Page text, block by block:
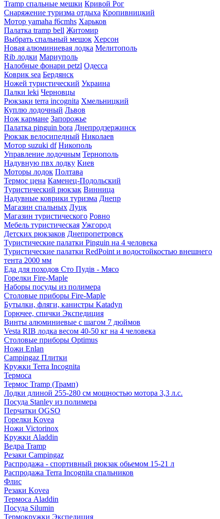
Tramp спальные мешки Кривой Рог
Снаряжение туризма отдыха Кропивницкий
Мотор yamaha f6cmhs Харьков
Палатка tramp bell Житомир
Выбрать спальный мешок Херсон
Новая алюминиевая лодка Мелитополь
Rib лодки Мариуполь
Налобные фонари petzl Одесса
Коврик sea Бердянск
Ножей туристический Украина
Палки leki Черновцы
Рюкзаки terra incognita Хмельницкий
Куплю лодочный Львов
Нож кармане Запорожье
Палатка pinguin bora Днепродзержинск
Рюкзак велосипедный Николаев
Мотор suzuki df Никополь
Управление лодочным Тернополь
Надувную пвх лодку Киев
Моторы лодок Полтава
Термос цена Каменец-Подольский
Туристический рюкзак Винница
Надувные коврики туризма Днепр
Магазин спальных Луцк
Магазин туристического Ровно
Мебель туристическая Ужгород
Детских рюкзаков Днепропетровск
Туристические палатки Pinguin на 4 человека
Туристические палатки RedPoint и водостойкостью внешнего
тента 2000 мм
Еда для походов Сто Пудів - Мясо
Горелки Fire-Maple
Наборы посуды из полимера
Столовые приборы Fire-Maple
Бутылки, фляги, канистры Katadyn
Горючее, спички Экспедиция
Винты алюминиевые с шагом 7 дюймов
Vesta RIB лодка весом 40-50 кг на 4 человека
Столовые приборы Optimus
Ножи Enlan
Campingaz Плитки
Кружки Terra Incognita
Термоса
Термос Tramp (Трамп)
Лодки длиной 255-280 см мощностью мотора 3,3 л.с.
Посуда Stanley из полимера
Перчатки OGSO
Горелки Kovea
Ножи Victorinox
Кружки Aladdin
Ведра Tramp
Резаки Campingaz
Распродажа - спортивный рюкзак обьемом 15-21 л
Распродажа Terra Incognita спальников
Флис
Резаки Kovea
Термоса Aladdin
Посуда Silumin
Термокружки Экспедиция